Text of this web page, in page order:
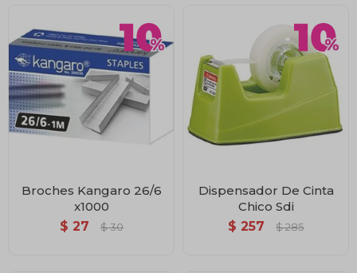
Broches Kangaro 26/6
x1000
$ 27 $ 30
Dispensador De Cinta
Chico Sdi
$ 257 $ 285